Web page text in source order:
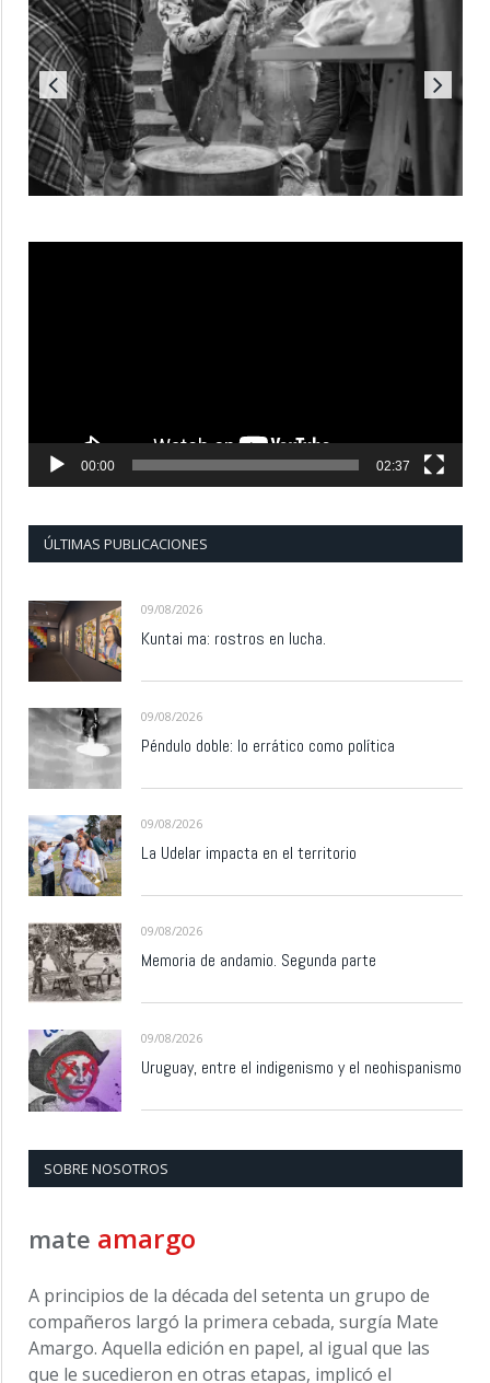
00:00 02:37
ÚLTIMAS PUBLICACIONES
09/08/2026
Kuntai ma: rostros en lucha.
09/08/2026
Péndulo doble: lo errático como política
09/08/2026
La Udelar impacta en el territorio
09/08/2026
Memoria de andamio. Segunda parte
09/08/2026
Uruguay, entre el indigenismo y el neohispanismo
SOBRE NOSOTROS
mate amargo
A principios de la década del setenta un grupo de
compañeros largó la primera cebada, surgía Mate
Amargo. Aquella edición en papel, al igual que las
que le sucedieron en otras etapas, implicó el